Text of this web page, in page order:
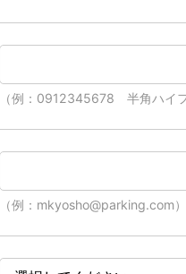
（例：0912345678 半角ハイフ
（例：mkyosho@parking.com）